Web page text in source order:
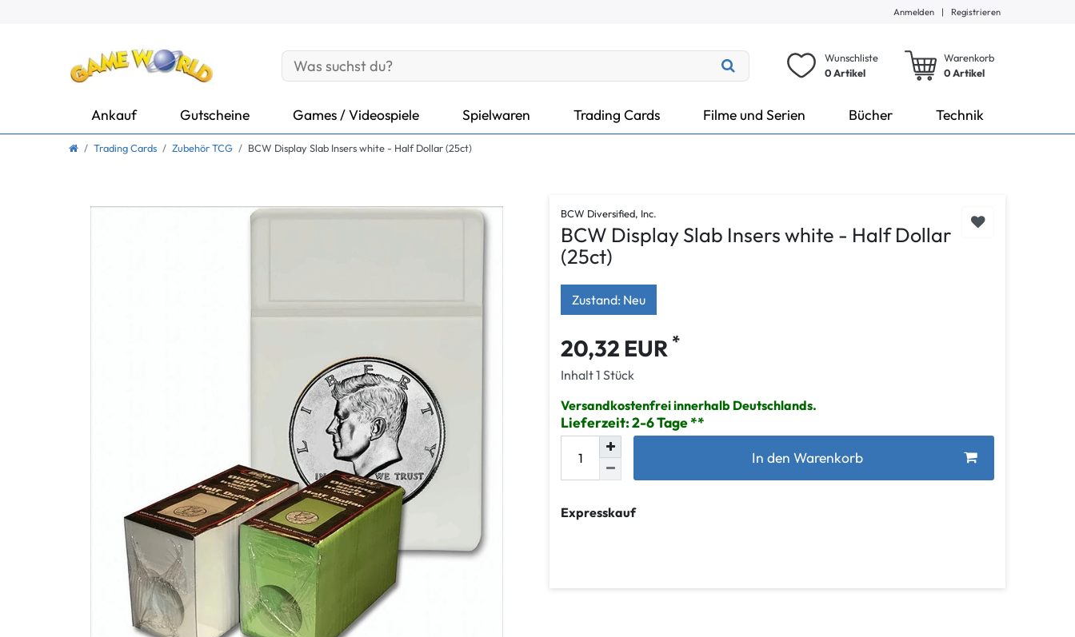
Anmelden | Registrieren
Wunschliste
0 Artikel
Warenkorb
0Artikel
Ankauf Gutscheine Games / Videospiele Spielwaren Trading Cards Filme und Serien Bücher Technik
Trading Cards Zubehör TCG BCW Display Slab Insers white - Half Dollar (25ct)
BCW Diversified, Inc.
BCW Display Slab Insers white - Half Dollar
(25ct)
Zustand: Neu
20,32 EUR *
Inhalt1 Stück
Versandkostenfrei innerhalb Deutschlands.
Lieferzeit: 2-6 Tage
In den Warenkorb
Expresskauf